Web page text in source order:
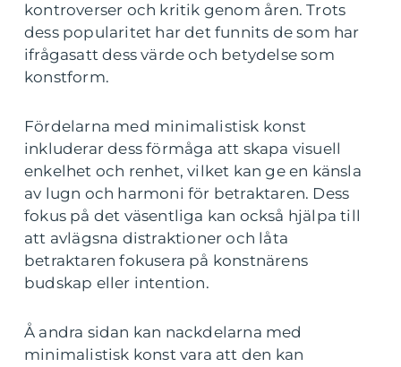
kontroverser och kritik genom åren. Trots
dess popularitet har det funnits de som har
ifrågasatt dess värde och betydelse som
konstform.
Fördelarna med minimalistisk konst
inkluderar dess förmåga att skapa visuell
enkelhet och renhet, vilket kan ge en känsla
av lugn och harmoni för betraktaren. Dess
fokus på det väsentliga kan också hjälpa till
att avlägsna distraktioner och låta
betraktaren fokusera på konstnärens
budskap eller intention.
Å andra sidan kan nackdelarna med
minimalistisk konst vara att den kan